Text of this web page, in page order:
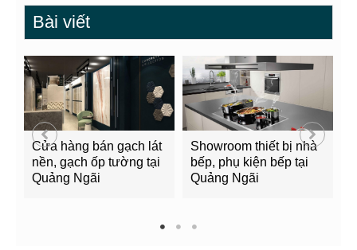
Bài viết
Cửa hàng bán gạch lát
nền, gạch ốp tường tại
Quảng Ngãi
Showroom thiết bị nhà
bếp, phụ kiện bếp tại
Quảng Ngãi
1 2 3